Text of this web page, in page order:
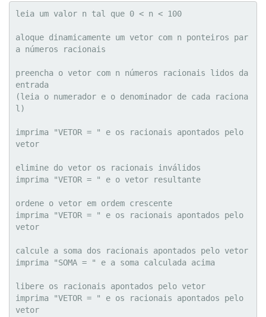
leia um valor n tal que 0 < n < 100
aloque dinamicamente um vetor com n ponteiros par
a números racionais
preencha o vetor com n números racionais lidos da
entrada
(leia o numerador e o denominador de cada raciona
l)
imprima "VETOR = " e os racionais apontados pelo
vetor
elimine do vetor os racionais inválidos
imprima "VETOR = " e o vetor resultante
ordene o vetor em ordem crescente
imprima "VETOR = " e os racionais apontados pelo
vetor
calcule a soma dos racionais apontados pelo vetor
imprima "SOMA = " e a soma calculada acima
libere os racionais apontados pelo vetor
imprima "VETOR = " e os racionais apontados pelo
vetor